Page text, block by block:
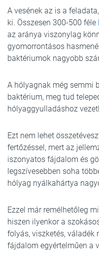
A vesének az is a
ki. Összesen 300-500 féle
az aránya viszonylag
gyomorrontásos
baktériumok nagyobb
A hólyagnak még semmi
baktérium, meg tud
hólyaggyulladáshoz
Ezt nem lehet
fertőzéssel, mert az
iszonyatos fájdalom és
legszívesebben soha
hólyag nyálkahártya
Ezzel már remélhetőleg
hiszen ilyenkor a
folyás, viszketés, váladék
fájdalom egyértelműen a